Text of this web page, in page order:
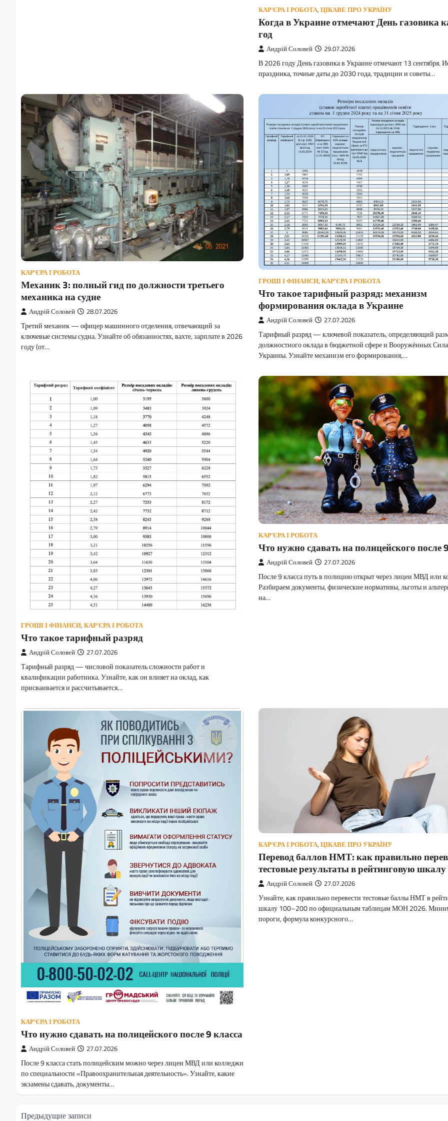
КАР'ЄРА І РОБОТА, ЦІКАВЕ ПРО УКРАЇНУ
Когда в Украине отмечают День газовика
год
Андрій Соловей 29.07.2026
В 2026 году День газовика в Украине отмечают 13 сентября.
праздника, точные даты до 2030 года, традиции и советы…
КАР'ЄРА І РОБОТА
Механик 3: полный гид по должности третьего
механика на судне
Андрій Соловей 28.07.2026
Третий механик — офицер машинного отделения, отвечающий за
ключевые системы судна. Узнайте об обязанностях, вахте, зарплате в 2026
году (от…
ГРОШІ І ФІНАНСИ, КАР'ЄРА І РОБОТА
Что такое тарифный разряд: механизм
формирования оклада в Украине
Андрій Соловей 27.07.2026
Тарифный разряд — ключевой показатель, определяющий
должностного оклада в бюджетной сфере и Вооружённых
Украины. Узнайте механизм его формирования,…
ГРОШІ І ФІНАНСИ, КАР'ЄРА І РОБОТА
Что такое тарифный разряд
Андрій Соловей 27.07.2026
Тарифный разряд — числовой показатель сложности работ и
квалификации работника. Узнайте, как он влияет на оклад, как
присваивается и рассчитывается…
КАР'ЄРА І РОБОТА
Что нужно сдавать на полицейского после
Андрій Соловей 27.07.2026
После 9 класса путь в полицию открыт через лицеи МВД или
Разбираем документы, физические нормативы, льготы и
на…
КАР'ЄРА І РОБОТА
Что нужно сдавать на полицейского после 9 класса
Андрій Соловей 27.07.2026
После 9 класса стать полицейским можно через лицеи МВД или колледжи
по специальности «Правоохранительная деятельность». Узнайте, какие
экзамены сдавать, документы…
КАР'ЄРА І РОБОТА, ЦІКАВЕ ПРО УКРАЇНУ
Перевод баллов НМТ: как правильно
тестовые результаты в рейтинговую шкалу
Андрій Соловей 27.07.2026
Узнайте, как правильно перевести тестовые баллы НМТ в
шкалу 100–200 по официальным таблицам МОН 2026.
пороги, формула конкурсного…
Навигация
Предыдущие записи